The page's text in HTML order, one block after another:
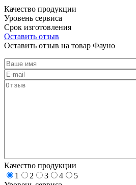
Качество продукции
Уровень сервиса
Срок изготовления
Оставить отзыв
Оставить отзыв на товар Фауно
Качество продукции
1
2 3 4
5